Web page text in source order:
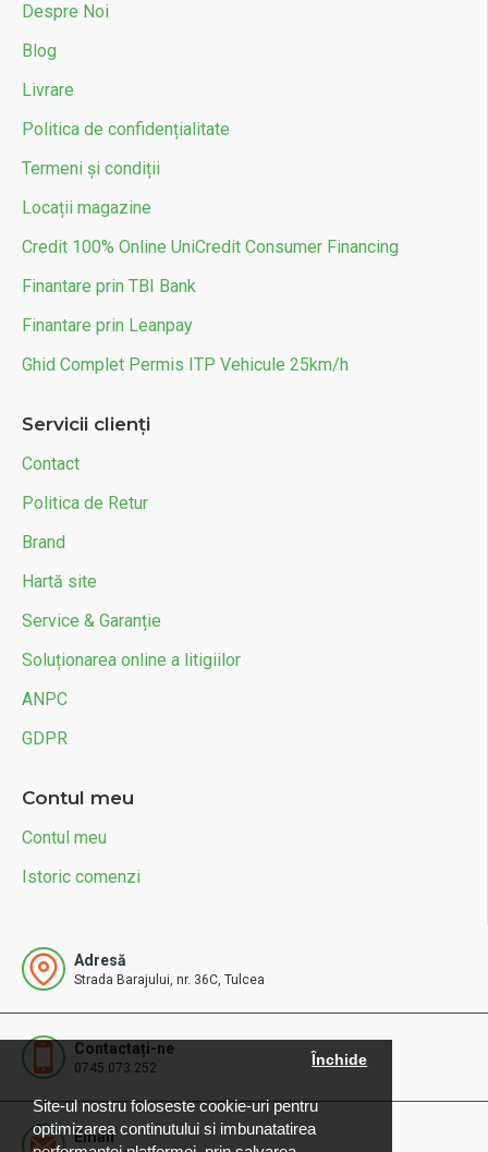
Site-ul nostru foloseste cookie-uri pentru
optimizarea continutului si imbunatatirea
Închide
Despre Noi
Blog
Livrare
Politica de confidențialitate
Termeni și condiții
Locații magazine
Credit 100% Online UniCredit Consumer Financing
Finantare prin TBI Bank
Finantare prin Leanpay
Ghid Complet Permis ITP Vehicule 25km/h
Servicii clienți
Contact
Politica de Retur
Brand
Hartă site
Service & Garanție
Soluționarea online a litigiilor
ANPC
GDPR
Contul meu
Contul meu
Istoric comenzi
Adresă
Strada Barajului, nr. 36C, Tulcea
Contactați-ne
0745.073.252
Email